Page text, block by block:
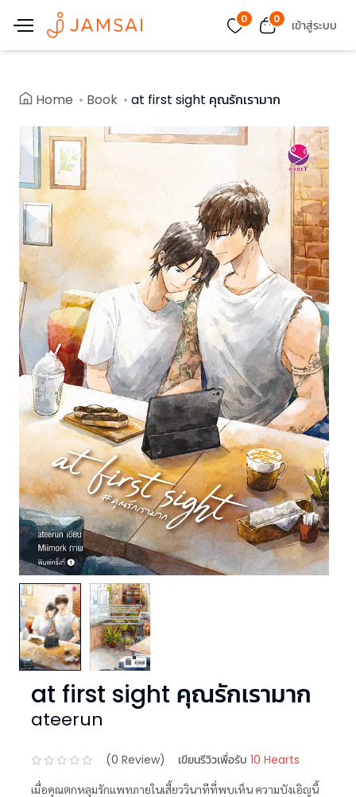
0 0 เข้าสู่ระบบ
Home Book at first sight คุณรักเรามาก
at first sight คุณรักเรามาก
ateerun
(0 Review) เขียนรีวิวเพื่อรับ 10 Hearts
เมื่อคุณตกหลุมรักแพทภายในเสี้ยววินาทีที่พบเห็น ความบังเอิญนี้